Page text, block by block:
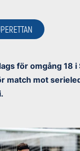
för omgång 18
match mot